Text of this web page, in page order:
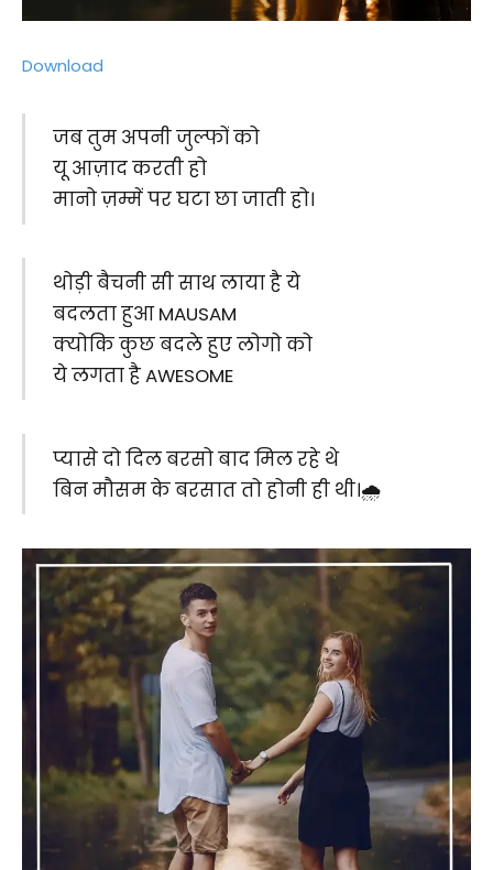
Download
जब तुम अपनी जुल्फों को
यू आज़ाद करती हो
मानो ज़म्में पर घटा छा जाती हो।
थोड़ी बैचनी सी साथ लाया है ये
बदलता हुआ MAUSAM
क्योकि कुछ बदले हुए लोगो को
ये लगता है AWESOME
प्यासे दो दिल बरसो बाद मिल रहे थे
बिन मौसम के बरसात तो होनी ही थी।🌧️